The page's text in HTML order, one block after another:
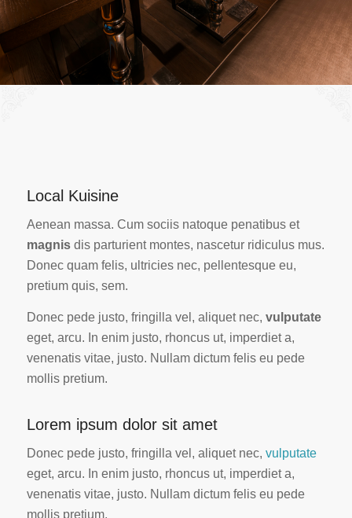
Local Kuisine
Aenean massa. Cum sociis natoque penatibus et
magnisdis parturient montes, nascetur ridiculus mus.
Donec quam felis, ultricies nec, pellentesque eu,
pretium quis, sem.
Donec pede justo, fringilla vel, aliquet nec, vulputate
eget, arcu. In enim justo, rhoncus ut, imperdiet a,
venenatis vitae, justo. Nullam dictum felis eu pede
mollis pretium.
Lorem ipsum dolor sit amet
Donec pede justo, fringilla vel, aliquet nec, vulputate
eget, arcu. In enim justo, rhoncus ut, imperdiet a,
venenatis vitae, justo. Nullam dictum felis eu pede
mollis pretium.